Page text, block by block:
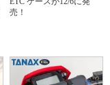
売！